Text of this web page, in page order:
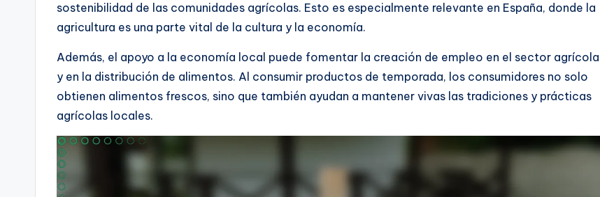
sostenibilidad de las comunidades agrícolas. Esto es especialmente relevante en España, donde la
agricultura es una parte vital de la cultura y la economía.
Además, el apoyo a la economía local puede fomentar la creación de empleo en el sector agrícola
y en la distribución de alimentos. Al consumir productos de temporada, los consumidores no solo
obtienen alimentos frescos, sino que también ayudan a mantener vivas las tradiciones y prácticas
agrícolas locales.